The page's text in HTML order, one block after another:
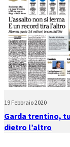
19 Febbraio 2020
Garda trentino,
dietro l’altro